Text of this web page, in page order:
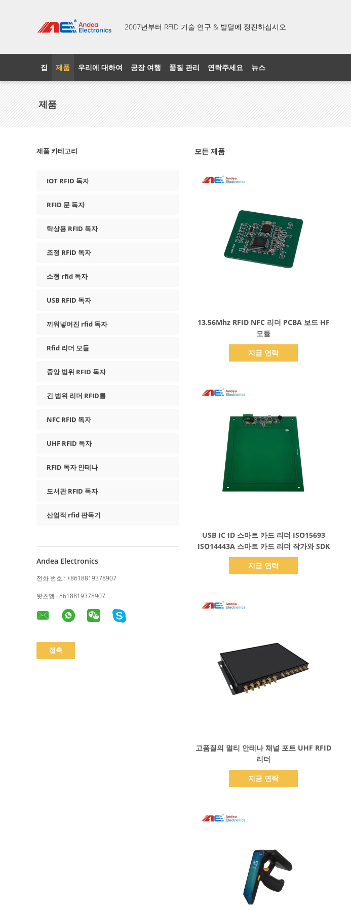
2007년부터 RFID 기술 연구 & 발달에 정진하십시오
집 제품 우리에 대하여 공장 여행 품질 관리 연락주세요 뉴스
제품
제품 카테고리
IOT RFID 독자
RFID 문 독자
탁상용 RFID 독자
조정 RFID 독자
소형 rfid 독자
USB RFID 독자
끼워넣어진 rfid 독자
Rfid 리더 모듈
중앙 범위 RFID 독자
긴 범위 리더 RFID를
NFC RFID 독자
UHF RFID 독자
RFID 독자 안테나
도서관 RFID 독자
산업적 rfid 판독기
Andea Electronics
전화 번호 : +8618819378907
왓츠앱 : 8618819378907
모든 제품
13.56Mhz RFID NFC 리더 PCBA 보드 HF
모듈
지금 연락
USB IC ID 스마트 카드 리더 ISO15693
ISO14443A 스마트 카드 리더 작가와 SDK
지금 연락
고품질의 멀티 안테나 채널 포트 UHF RFID
리더
지금 연락